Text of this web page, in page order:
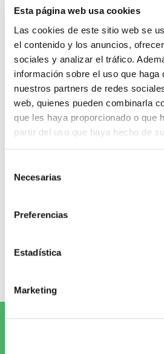
Esta página web usa cookies
Las cookies de este sitio web se
el contenido y los anuncios,
sociales y analizar el tráfico.
información sobre el uso que haga
nuestros partners de redes
web, quienes pueden combinarla
que les haya proporcionado o que
partir del uso que haya hecho de
Necesarias
Preferencias
Estadística
Marketing
El diario de Álex 3: ¡Álex,
Miguel Ángel Gómez & Pedro
Garrido
9,99€ 0,50€ (5%)
9,49€
Stock:-
Comprar
Opiniones de